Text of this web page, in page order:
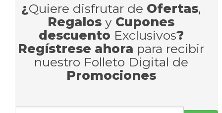
¿Quiere disfrutar de Ofertas,
Regalos y Cupones
descuento Exclusivos?
Regístrese ahora para recibir
nuestro Folleto Digital de
Promociones